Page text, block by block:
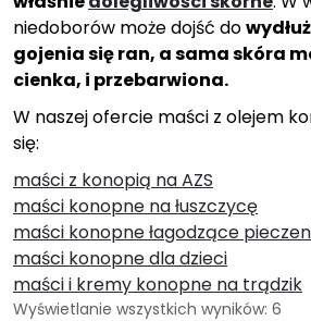
niedoborów może dojść do
gojenia się ran, a sama skóra
cienka, i przebarwiona.
W naszej ofercie maści z olejem
się:
maści z konopią na AZS
maści konopne na łuszczycę
maści konopne łagodzące
maści konopne dla dzieci
maści i kremy konopne na trądzik
Wyświetlanie wszystkich wyników: 6